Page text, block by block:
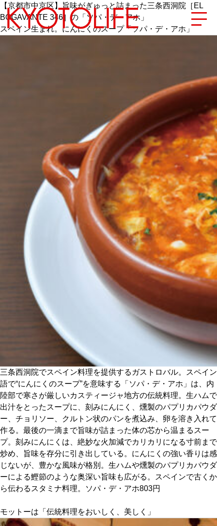
カテゴリーから探す
NEW OPEN
SERIES
CULTURE
Instagram
チケットプレゼント応募
MAIN MENU
SERIES
カレーが好き
京都おやつクラブ
私と店のはなし
今月の京みやげ
【京都市中京区】旨味がぎゅっと詰まった三条西洞院［EL
BOGAVANTE 346］の「ソパ・デ・アホ」
スペイン生まれ。にんにくのスープ「ソパ・デ・アホ」
三条西洞院でスペイン料理を提供するガストロバル。スペイン
語で“にんにくのスープ”を意味する「ソパ・デ・アホ」は、内
陸部で寒さが厳しいカスティージャ地方の伝統料理。生ハムで
出汁をとったスープに、刻みにんにく、燻製のパプリカパウダ
ー、チョリソー、クルトン状のパンを煮込み、卵を溶き入れて
作る。最後の一滴まで旨味が詰まった体の芯から温まるスー
プ。刻みにんにくは、絶妙な火加減でカリカリになる寸前まで
炒め、旨味を存分に引き出している。にんにくの強い香りは感
じないが、豊かな風味が格別。生ハムや燻製のパプリカパウダ
ーによる鰹節のような奥深い旨味も広がる。スペインで古くか
ら伝わるスタミナ料理。ソパ・デ・アホ803円
モットーは「伝統料理をおいしく、美しく」